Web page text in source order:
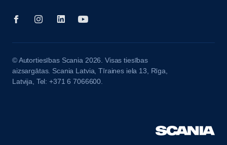
© Autortiesības Scania 2026. Visas tiesības
aizsargātas. Scania Latvia, Tīraines iela 13, Rīga,
Latvija, Tel: +371 6 7066600.